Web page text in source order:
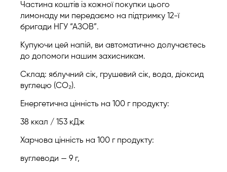
Частина коштів із кожної покупки цього
лимонаду ми передаємо на підтримку 12-ї
бригади НГУ “АЗОВ”.
Купуючи цей напій, ви автоматично долучаєтесь
до допомоги нашим захисникам.
Склад: яблучний сік, грушевий сік, вода, діоксид
вуглецю (CO₂).
Енергетична цінність на 100 г продукту:
38 ккал / 153 кДж
Харчова цінність на 100 г продукту:
вуглеводи — 9 г,